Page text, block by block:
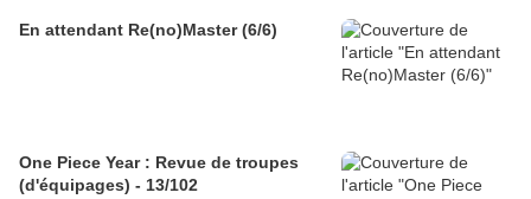
En attendant Re(no)Master (6/6)
One Piece Year : Revue de troupes
(d'équipages) - 13/102